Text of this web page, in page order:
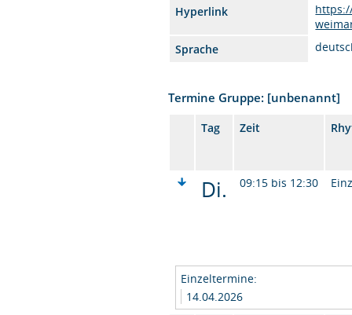
Hyperlink
Sprache
Termine Gruppe: [unbenannt]
Tag Zeit
Di. 09:15 bis 12:30
Einzeltermine:
14.04.2026